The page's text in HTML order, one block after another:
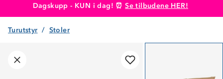
Dagskupp - KUN i dag! ⏰Se tilbudene HER!
Produktet er lagt i handlekurven
Turutstyr Stoler